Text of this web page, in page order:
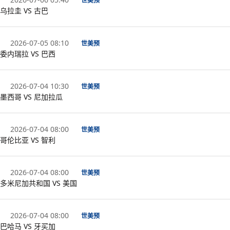
乌拉圭 VS 古巴
2026-07-05 08:10 世美预
委内瑞拉 VS 巴西
2026-07-04 10:30 世美预
墨西哥 VS 尼加拉瓜
2026-07-04 08:00 世美预
哥伦比亚 VS 智利
2026-07-04 08:00 世美预
多米尼加共和国 VS 美国
2026-07-04 08:00 世美预
巴哈马 VS 牙买加